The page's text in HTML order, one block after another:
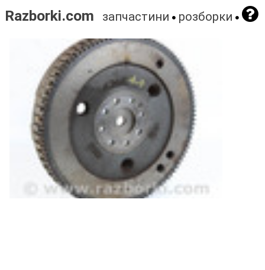
Razborki.com запчастини розборки